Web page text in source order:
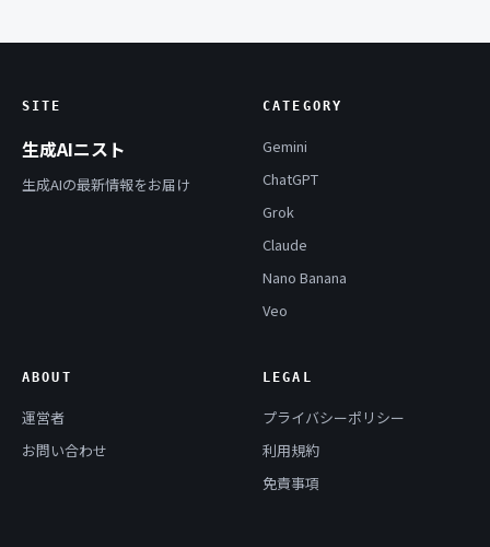
SITE
生成AIニスト
生成AIの最新情報をお届け
CATEGORY
Gemini
ChatGPT
Grok
Claude
Nano Banana
Veo
ABOUT
運営者
お問い合わせ
LEGAL
プライバシーポリシー
利用規約
免責事項